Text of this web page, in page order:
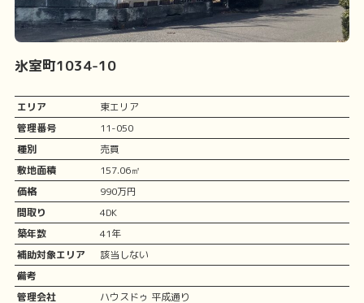
氷室町1034-10
エリア
東エリア
管理番号
11-050
種別
売買
敷地面積
157.06㎡
価格
990万円
間取り
4DK
築年数
41年
補助対象エリア
該当しない
備考
管理会社
ハウスドゥ 平成通り